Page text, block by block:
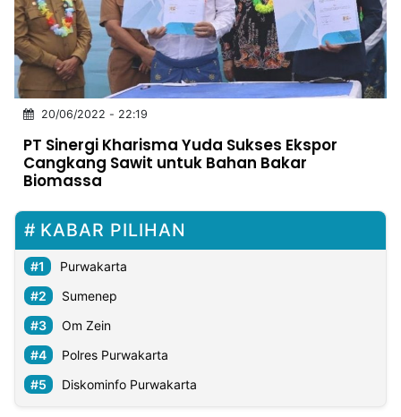
INDONESIA
Partner
NTB
Time
IDN
Jogja
Rakyat
News
Notice
Baru
Kabarbaru
20/06/2022 - 22:19
PT Sinergi Kharisma Yuda Sukses Ekspor
Cangkang Sawit untuk Bahan Bakar
Biomassa
KABAR PILIHAN
Purwakarta
Sumenep
Om Zein
Polres Purwakarta
Diskominfo Purwakarta